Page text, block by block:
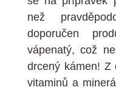
než
doporučen
vápenatý, což
drcený kámen! Z
vitaminů a